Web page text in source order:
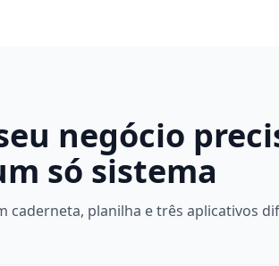
negócio
só sistema
caderneta, planilha e três aplicativos